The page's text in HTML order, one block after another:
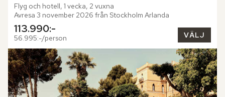
Flyg och hotell, 1 vecka, 2 vuxna
Avresa 3 november 2026 från Stockholm Arlanda
113.990:-
56.995:-/person VÄLJ